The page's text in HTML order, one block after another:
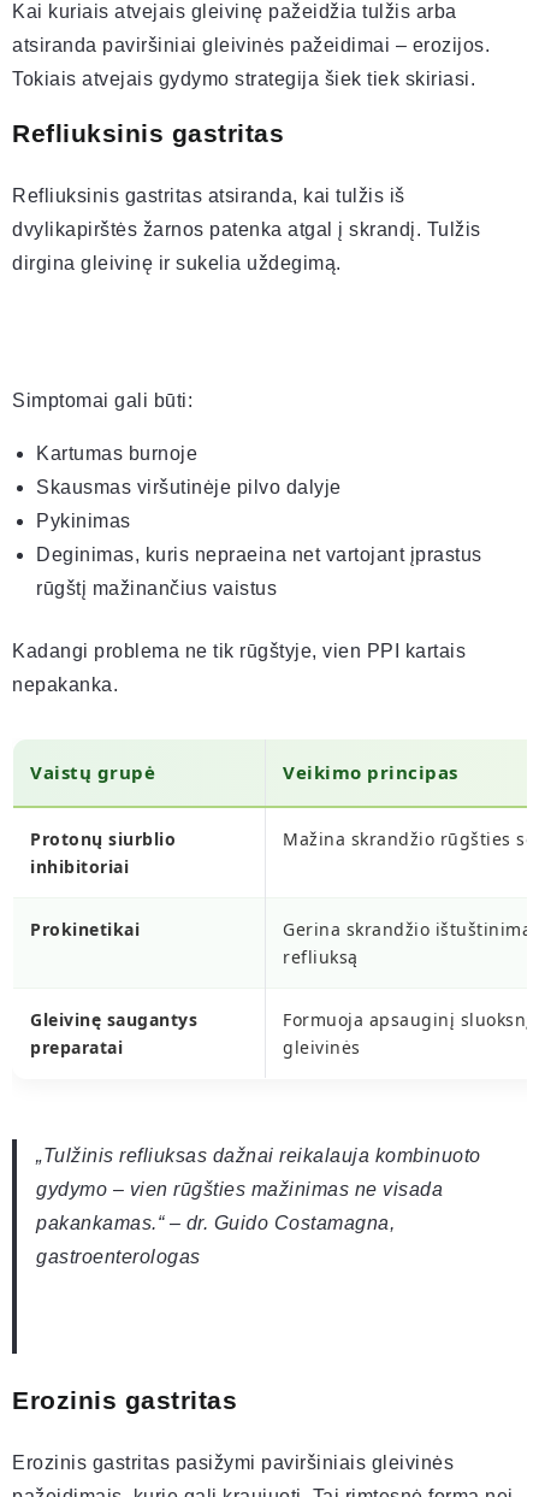
Kai kuriais atvejais gleivinę pažeidžia tulžis arba
atsiranda paviršiniai gleivinės pažeidimai – erozijos.
Tokiais atvejais gydymo strategija šiek tiek skiriasi.
Refliuksinis gastritas
Refliuksinis gastritas atsiranda, kai tulžis iš
dvylikapirštės žarnos patenka atgal į skrandį. Tulžis
dirgina gleivinę ir sukelia uždegimą.
Simptomai gali būti:
Kartumas burnoje
Skausmas viršutinėje pilvo dalyje
Pykinimas
Deginimas, kuris nepraeina net vartojant įprastus
rūgštį mažinančius vaistus
Kadangi problema ne tik rūgštyje, vien PPI kartais
nepakanka.
Vaistų grupė Veikimo principas
Protonų siurblio
inhibitoriai
Mažina skrandžio rūgšties
Prokinetikai
Gerina skrandžio ištuštinimą
refliuksą
Gleivinę saugantys
preparatai
Formuoja apsauginį sluoksnį
gleivinės
„Tulžinis refliuksas dažnai reikalauja kombinuoto
gydymo – vien rūgšties mažinimas ne visada
pakankamas.“ – dr. Guido Costamagna,
gastroenterologas
Erozinis gastritas
Erozinis gastritas pasižymi paviršiniais gleivinės